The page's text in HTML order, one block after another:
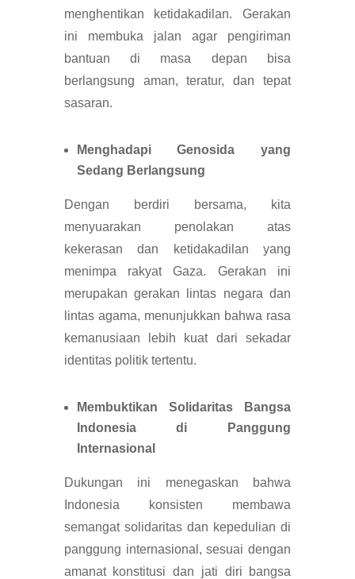
menghentikan ketidakadilan. Gerakan
ini membuka jalan agar pengiriman
bantuan di masa depan bisa
berlangsung aman, teratur, dan tepat
sasaran.
Menghadapi Genosida yang
Sedang Berlangsung
Dengan berdiri bersama, kita
menyuarakan penolakan atas
kekerasan dan ketidakadilan yang
menimpa rakyat Gaza. Gerakan ini
merupakan gerakan lintas negara dan
lintas agama, menunjukkan bahwa rasa
kemanusiaan lebih kuat dari sekadar
identitas politik tertentu.
Membuktikan Solidaritas Bangsa
Indonesia di Panggung
Internasional
Dukungan ini menegaskan bahwa
Indonesia konsisten membawa
semangat solidaritas dan kepedulian di
panggung internasional, sesuai dengan
amanat konstitusi dan jati diri bangsa